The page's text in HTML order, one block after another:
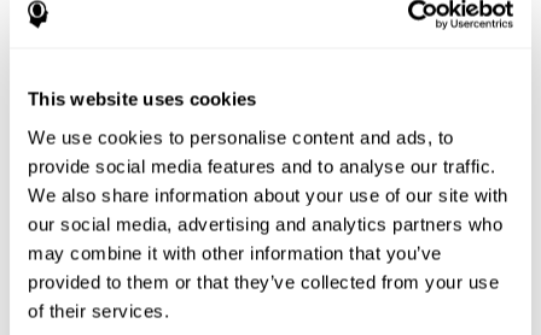
This website uses cookies
We use cookies to personalise content and ads, to
provide social media features and to analyse our traffic.
We also share information about your use of our site with
our social media, advertising and analytics partners who
may combine it with other information that you’ve
provided to them or that they’ve collected from your use
of their services.
Tapia, J. L., Aras, L. M., & Duñabeitia, J. A. (2024). Enhancing
Executive Functions in Pediatric Epilepsy: Feasibility and
التدريب المعرفي الشخصي في المنزل لمرضى